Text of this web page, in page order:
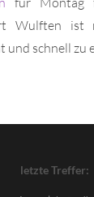
Wulften ist
schnell zu
letzte Treffer: